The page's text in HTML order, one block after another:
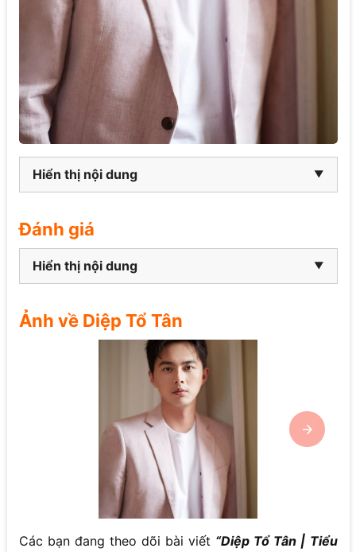
Hiển thị nội dung
Đánh giá
Hiển thị nội dung
Ảnh về Diệp Tổ Tân
Các bạn đang theo dõi bài viết “Diệp Tổ Tân | Tiểu